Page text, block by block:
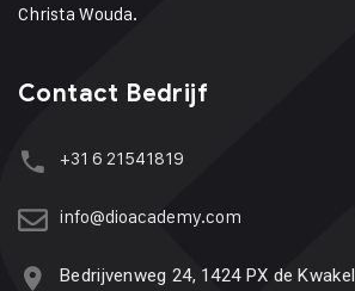
Christa Wouda.
Contact Bedrijf
+31 6 21541819
info@dioacademy.com
Bedrijvenweg 24, 1424 PX de Kwakel